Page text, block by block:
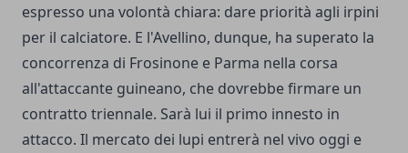
espresso una volontà chiara: dare priorità agli irpini
per il calciatore. E l'Avellino, dunque, ha superato la
concorrenza di Frosinone e Parma nella corsa
all'attaccante guineano, che dovrebbe firmare un
contratto triennale. Sarà lui il primo innesto in
attacco. Il mercato dei lupi entrerà nel vivo oggi e